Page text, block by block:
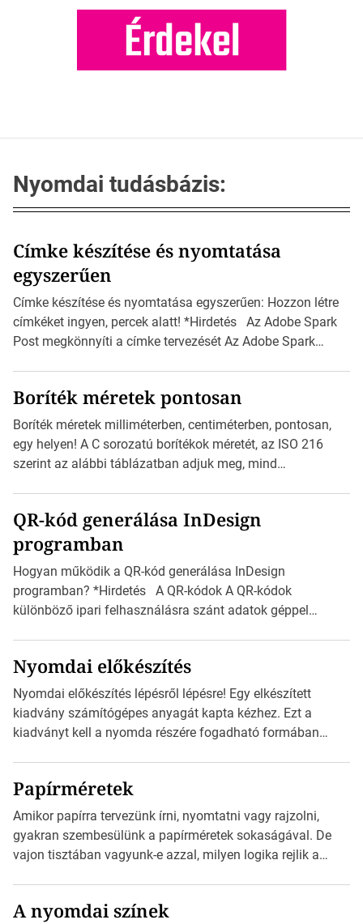
Nyomdai tudásbázis:
Címke készítése és nyomtatása
egyszerűen
Címke készítése és nyomtatása egyszerűen: Hozzon létre
címkéket ingyen, percek alatt! *Hirdetés Az Adobe Spark
Post megkönnyíti a címke tervezését Az Adobe Spark
igazán foroghatnak a kreatív fogaskerekek, miközben
zajlik a saját címke készítése. Hogyan készítsünk címkét?
Válasszon méretet és alakot: Válassza ki a kívánt címke
méretét. Akár néhány […]
Boríték méretek pontosan
Boríték méretek milliméterben, centiméterben, pontosan,
egy helyen! A C sorozatú borítékok méretét, az ISO 216
szerint az alábbi táblázatban adjuk meg, mind
mutatja az A4-es papírlaphoz viszonyítva. Az amerikai és
észak-amerikai boríték méretére az ISO 216 nem
vonatkozik. Boríték méretének táblázata C0-tól […]
QR-kód generálása InDesign
programban
Hogyan működik a QR-kód generálása InDesign
programban? *Hirdetés A QR-kódok A QR-kódok
különböző ipari felhasználásra szánt adatok géppel
okostelefonjára telepíthet egy QR-kód-leolvasó
alkalmazást, ami leolvasni és dekódolni képes az URL-
információt és átirányítja a telefon böngészőjét a cég
weblapjára. A QR-kód beolvasása után a felhasználó
Nyomdai előkészítés
Nyomdai előkészítés lépésről lépésre! Egy elkészített
kiadvány számítógépes anyagát kapta kézhez. Ezt a
kiadványt kell a nyomda részére fogadható formában
Illustratorban készült vektorgrafika. *Hirdetés Minden
esetben konzultáljunk a nyomdával, mielőtt elkezdjük a
nyomdai előkészítést!Nehogy az elkészült munka után
derüljön ki, hogy valamit másképp kellett volna csinálni! […]
Papírméretek
Amikor papírra tervezünk írni, nyomtatni vagy rajzolni,
gyakran szembesülünk a papírméretek sokaságával. De
vajon tisztában vagyunk-e azzal, milyen logika rejlik a
*Hirdetés Ebben a cikkben a papírméretek izgalmas
A nyomdai színek